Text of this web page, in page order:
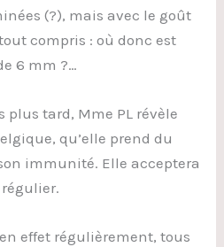
(?), mais avec le goût
compris : où donc est
6 mm ?…
plus tard, Mme PL révèle
qu’elle prend du
immunité. Elle acceptera
effet régulièrement, tous